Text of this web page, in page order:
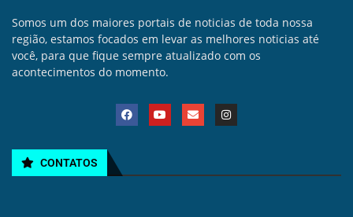
Somos um dos maiores portais de noticias de toda nossa
região, estamos focados em levar as melhores noticias até
você, para que fique sempre atualizado com os
acontecimentos do momento.
CONTATOS